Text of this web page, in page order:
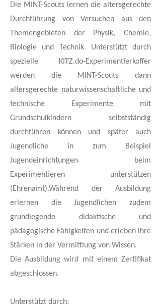
Die MINT-Scouts lernen die altersgerechte
Durchführung von Versuchen aus den
Themengebieten der Physik, Chemie,
Biologie und Technik. Unterstützt durch
spezielle KITZ.do-Experimentierkoffer
werden die MINT-Scouts dann
altersgerechte naturwissenschaftliche und
technische Experimente mit
Grundschulkindern selbstständig
durchführen können und später auch
Jugendliche in zum Beispiel
Jugendeinrichtungen beim
Experimentieren unterstützen
(Ehrenamt).Während der Ausbildung
erlernen die Jugendlichen zudem
grundlegende didaktische und
pädagogische Fähigkeiten und erleben ihre
Stärken in der Vermittlung von Wissen.
Die Ausbildung wird mit einem Zertifikat
abgeschlossen.
Unterstützt durch: